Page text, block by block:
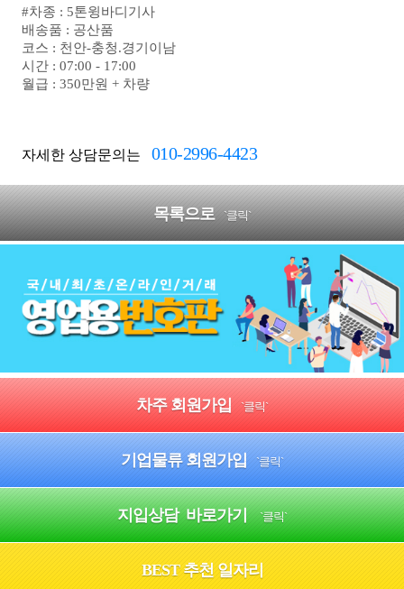
#차종 : 5톤윙바디기사
배송품 : 공산품
코스 : 천안-충청.경기이남
시간 : 07:00 - 17:00
월급 : 350만원 + 차량
자세한 상담문의는 010-2996-4423
목록으로 `클릭`
차주 회원가입 `클릭`
기업물류 회원가입 `클릭`
지입상담 바로가기 `클릭`
BEST 추천 일자리